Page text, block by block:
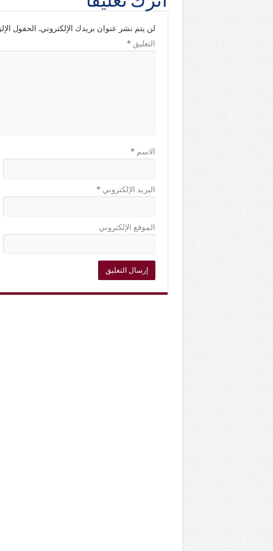
لن يتم نشر عنوان بريدك الإلكتروني. الحقول
التعليق*
الاسم*
البريد الإلكتروني*
الموقع الإلكتروني